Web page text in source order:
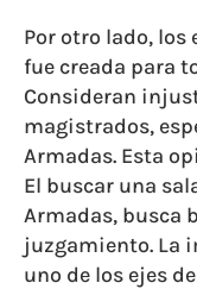
Por otro lado, los
fue creada para
Consideran
magistrados,
Armadas. Esta
El buscar una
Armadas, busca
juzgamiento. La
uno de los ejes de